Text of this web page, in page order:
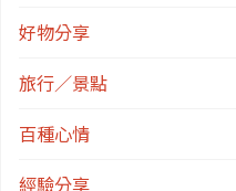
好物分享
旅行／景點
百種心情
經驗分享